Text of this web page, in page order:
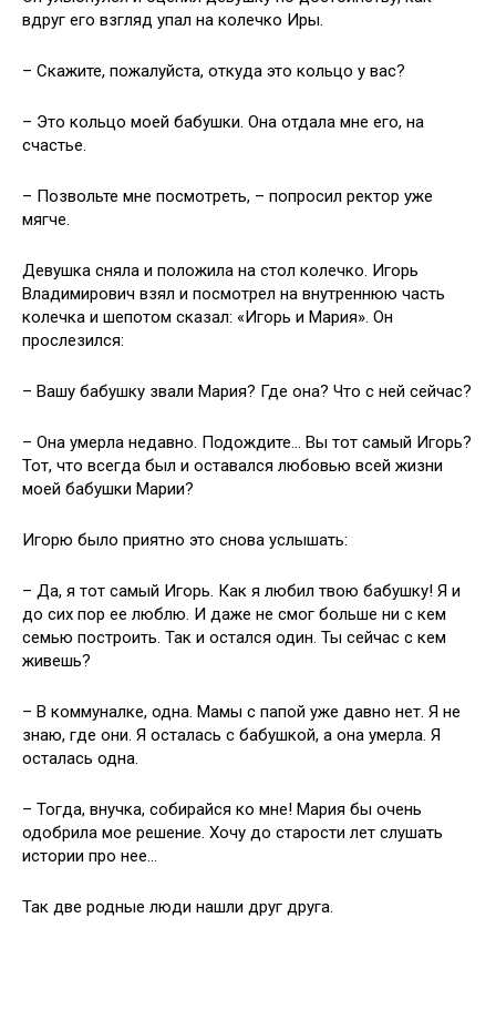
вдруг его взгляд упал на колечко Иры.
– Скажите, пожалуйста, откуда это кольцо у вас?
– Это кольцо моей бабушки. Она отдала мне его, на
счастье.
– Позвольте мне посмотреть, – попросил ректор уже
мягче.
Девушка сняла и положила на стол колечко. Игорь
Владимирович взял и посмотрел на внутреннюю часть
колечка и шепотом сказал: «Игорь и Мария». Он
прослезился:
– Вашу бабушку звали Мария? Где она? Что с ней сейчас?
– Она умерла недавно. Подождите… Вы тот самый Игорь?
Тот, что всегда был и оставался любовью всей жизни
моей бабушки Марии?
Игорю было приятно это снова услышать:
– Да, я тот самый Игорь. Как я любил твою бабушку! Я и
до сих пор ее люблю. И даже не смог больше ни с кем
семью построить. Так и остался один. Ты сейчас с кем
живешь?
– В коммуналке, одна. Мамы с папой уже давно нет. Я не
знаю, где они. Я осталась с бабушкой, а она умерла. Я
осталась одна.
– Тогда, внучка, собирайся ко мне! Мария бы очень
одобрила мое решение. Хочу до старости лет слушать
истории про нее…
Так две родные люди нашли друг друга.